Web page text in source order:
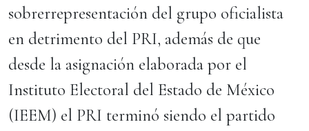
sobrerrepresentación del grupo oficialista
en detrimento del PRI, además de que
desde la asignación elaborada por el
Instituto Electoral del Estado de México
(IEEM) el PRI terminó siendo el partido